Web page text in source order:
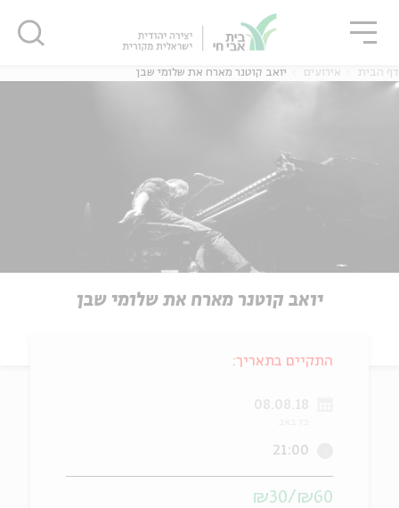
דף הבית אירועים יואב קוטנר מארח את שלומי שבן
יואב קוטנר מארח את שלומי שבן
התקיים בתאריך:
08.08.18
21:00
₪60/₪30
סגור